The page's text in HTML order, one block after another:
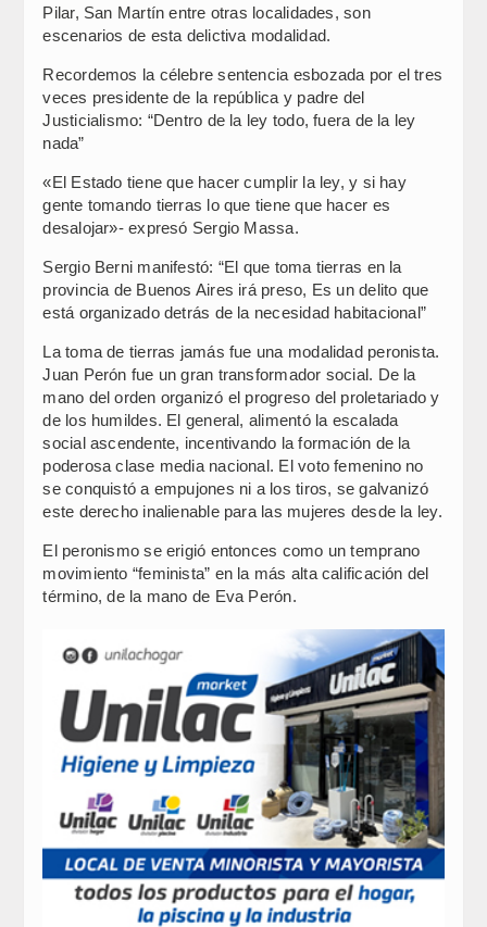
Pilar, San Martín entre otras localidades, son
escenarios de esta delictiva modalidad.
Recordemos la célebre sentencia esbozada por el tres
veces presidente de la república y padre del
Justicialismo: “Dentro de la ley todo, fuera de la ley
nada”
«El Estado tiene que hacer cumplir la ley, y si hay
gente tomando tierras lo que tiene que hacer es
desalojar»- expresó Sergio Massa.
Sergio Berni manifestó: “El que toma tierras en la
provincia de Buenos Aires irá preso, Es un delito que
está organizado detrás de la necesidad habitacional”
La toma de tierras jamás fue una modalidad peronista.
Juan Perón fue un gran transformador social. De la
mano del orden organizó el progreso del proletariado y
de los humildes. El general, alimentó la escalada
social ascendente, incentivando la formación de la
poderosa clase media nacional. El voto femenino no
se conquistó a empujones ni a los tiros, se galvanizó
este derecho inalienable para las mujeres desde la ley.
El peronismo se erigió entonces como un temprano
movimiento “feminista” en la más alta calificación del
término, de la mano de Eva Perón.